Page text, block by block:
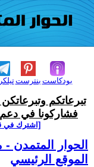
بنترست بودكاست
تبرعاتكم
فشاركونا في دعم
[اشترك في
الحوار المتمدن -
الموقع الرئيسي